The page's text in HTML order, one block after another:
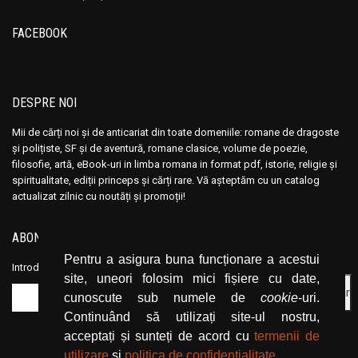
Pentru a asigura buna funcționare a acestui
site, uneori folosim mici fișiere cu date,
cunoscute sub numele de cookie-uri.
Continuând să utilizați site-ul nostru,
acceptați și sunteți de acord cutermenii de
utilizare și politica de confidențialitate
Andrea Calogero Camilleri
Andrei Baleanu
Andrei Bantas
Andrei Ciobanu
Andrei Oisteanu
Andrei Pintilie
Andrew Lloyd
Andrew Newberg
Andrew Stacy
Angelica Montemaggiore
Andrea Calogero Camilleri
Andrei Baleanu
Andrei Bantas
Andrei Ciobanu
Andrei Oisteanu
Andrei Pintilie
Andrew Lloyd
Andrew Newberg
Andrew Stacy
Angelica Montemaggiore
FACEBOOK
DESPRE NOI
Mii de cărți noi și de anticariat din toate domeniile: romane de dragoste
și polițiste, SF și de aventură, romane clasice, volume de poezie,
filosofie, artă, eBook-uri in limba romana in format pdf, istorie, religie și
spiritualitate, ediții princeps și cărți rare. Vă așteptăm cu un catalog
actualizat zilnic cu noutăți și promoții!
ABONEAZĂ-TE LA NEWSLETTER
Introduceți adresa dvs. de email și dați click pe butonul de abonare.